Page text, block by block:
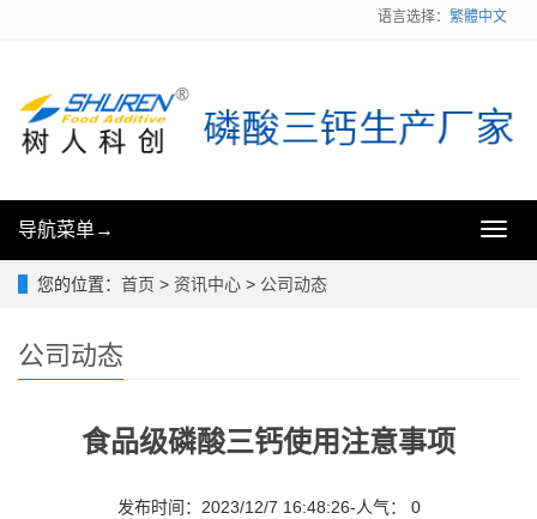
语言选择： 繁體中文
导航菜单→
您的位置： 首页 > 资讯中心 > 公司动态
公司动态
食品级磷酸三钙使用注意事项
发布时间：2023/12/7 16:48:26-人气： 0